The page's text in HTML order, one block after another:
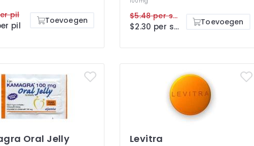
pil
pil Toevoegen $5.48 per sachet
$2.30 per sachet Toevoegen
Oral Jelly Levitra